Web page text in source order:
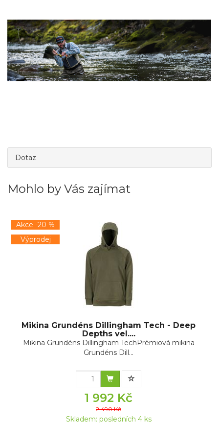
Dotaz
Mohlo by Vás zajímat
Akce -20 %
Výprodej
Mikina Grundéns Dillingham Tech - Deep
Depths vel....
Mikina Grundéns Dillingham TechPrémiová mikina
Grundéns Dill...
1 992 Kč
2 490 Kč
Skladem: posledních 4 ks